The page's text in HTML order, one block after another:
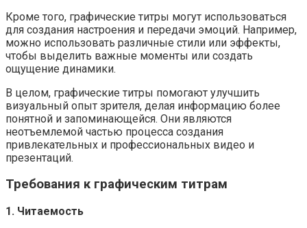
Кроме того, графические титры могут использоваться
для создания настроения и передачи эмоций. Например,
можно использовать различные стили или эффекты,
чтобы выделить важные моменты или создать
ощущение динамики.
В целом, графические титры помогают улучшить
визуальный опыт зрителя, делая информацию более
понятной и запоминающейся. Они являются
неотъемлемой частью процесса создания
привлекательных и профессиональных видео и
презентаций.
Требования к графическим титрам
1. Читаемость